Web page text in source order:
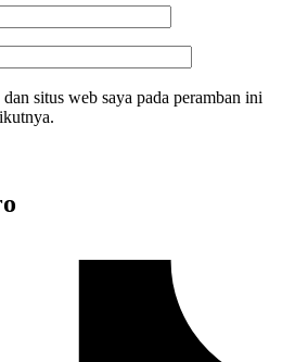
situs web saya pada peramban ini